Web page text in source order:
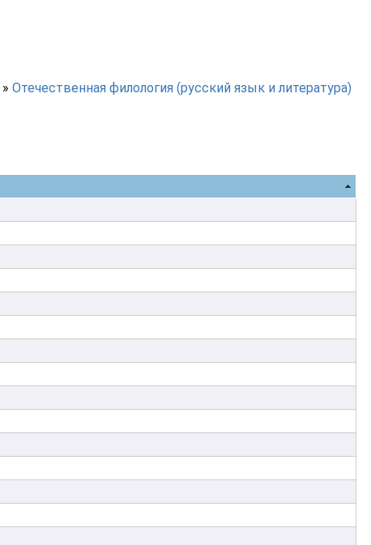
» Отечественная филология (русский язык и литература)